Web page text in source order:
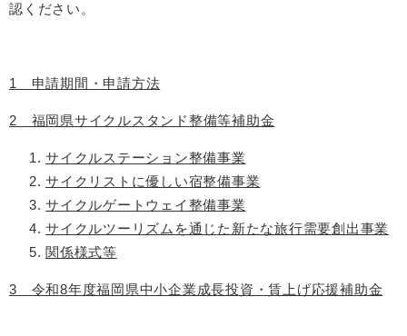
認ください。
1 申請期間・申請方法
2 福岡県サイクルスタンド整備等補助金
サイクルステーション整備事業
サイクリストに優しい宿整備事業
サイクルゲートウェイ整備事業
サイクルツーリズムを通じた新たな旅行需要創出事業
関係様式等
3 令和8年度福岡県中小企業成長投資・賃上げ応援補助金